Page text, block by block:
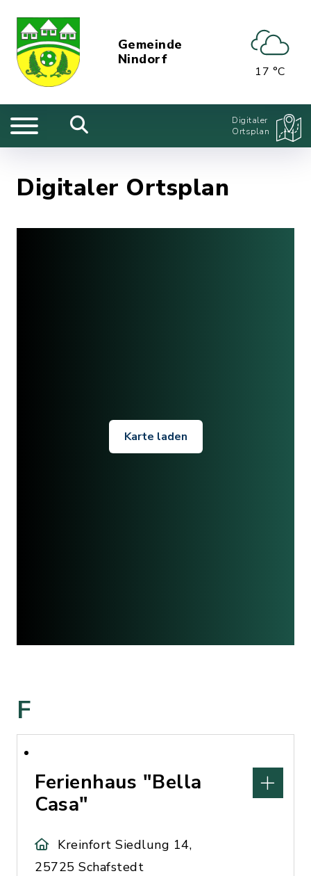
Gemeinde
Nindorf
17 °C
Digitaler
Ortsplan
Digitaler Ortsplan
Karte laden
F
Ferienhaus "Bella
Casa"
Kreinfort Siedlung 14,
25725 Schafstedt